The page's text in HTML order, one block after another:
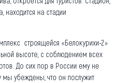
находится на стадии
строящейся «Белокурихи-2»
высоте, с соблюдением всех
До сих пор в России ему не
мы убеждены, что он послужит